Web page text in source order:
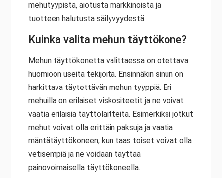
mehutyypistä, aiotusta markkinoista ja
tuotteen halutusta säilyvyydestä.
Kuinka valita mehun täyttökone?
Mehun täyttökonetta valittaessa on otettava
huomioon useita tekijöitä. Ensinnäkin sinun on
harkittava täytettävän mehun tyyppiä. Eri
mehuilla on erilaiset viskositeetit ja ne voivat
vaatia erilaisia täyttölaitteita. Esimerkiksi jotkut
mehut voivat olla erittäin paksuja ja vaatia
mäntätäyttökoneen, kun taas toiset voivat olla
vetisempiä ja ne voidaan täyttää
painovoimaisella täyttökoneella.